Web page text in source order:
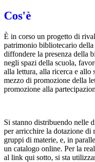
Cos'è
È in corso un progetto di
patrimonio bibliotecario
diffondere la presenza della
negli spazi della scuola,
alla lettura, alla ricerca e allo
mezzo di promozione della
promozione alla
Si stanno distribuendo nelle
per arricchire la dotazione di
gruppi di materie, e, in
un catalogo online. Per la
al link qui sotto, si sta